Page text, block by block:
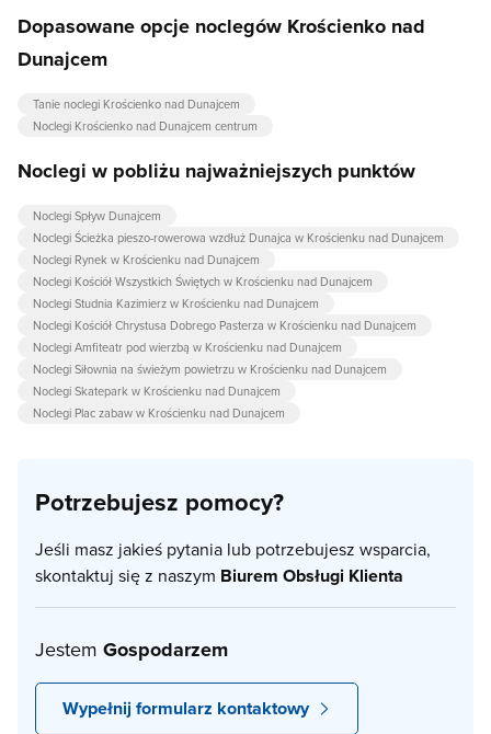
Dopasowane opcje noclegów Krościenko nad
Dunajcem
Tanie noclegi Krościenko nad Dunajcem
Noclegi Krościenko nad Dunajcem centrum
Noclegi w pobliżu najważniejszych punktów
Noclegi Spływ Dunajcem
Noclegi Ścieżka pieszo-rowerowa wzdłuż Dunajca w Krościenku nad Dunajcem
Noclegi Rynek w Krościenku nad Dunajcem
Noclegi Kościół Wszystkich Świętych w Krościenku nad Dunajcem
Noclegi Studnia Kazimierz w Krościenku nad Dunajcem
Noclegi Kościół Chrystusa Dobrego Pasterza w Krościenku nad Dunajcem
Noclegi Amfiteatr pod wierzbą w Krościenku nad Dunajcem
Noclegi Siłownia na świeżym powietrzu w Krościenku nad Dunajcem
Noclegi Skatepark w Krościenku nad Dunajcem
Noclegi Plac zabaw w Krościenku nad Dunajcem
Potrzebujesz pomocy?
Jeśli masz jakieś pytania lub potrzebujesz wsparcia,
skontaktuj się z naszym Biurem Obsługi Klienta
Jestem Gospodarzem
Wypełnij formularz kontaktowy